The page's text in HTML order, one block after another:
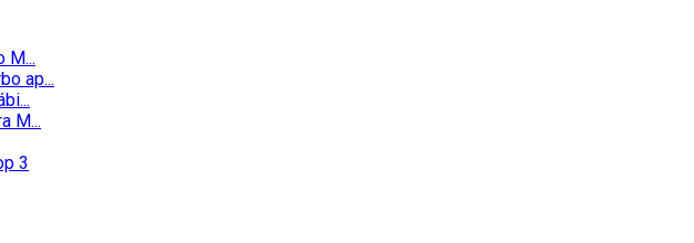
M...
ap...
M...
3